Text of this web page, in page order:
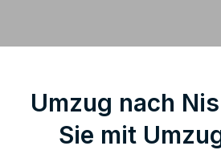
Umzug nach
Sie mit